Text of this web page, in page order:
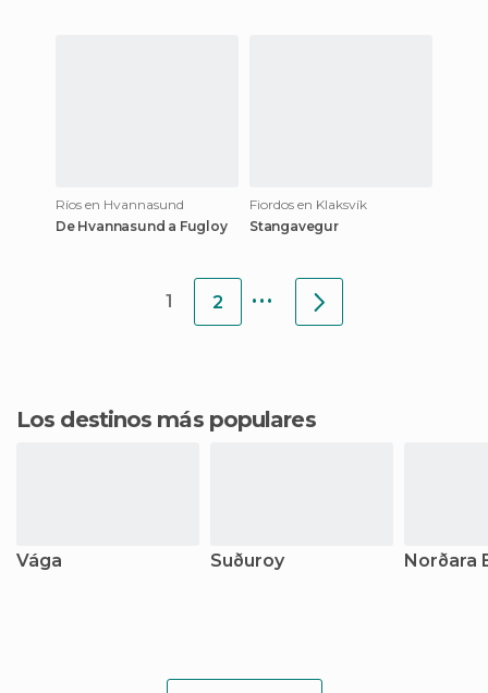
Ríos en Hvannasund
De Hvannasund a Fugloy
Fiordos en Klaksvík
Stangavegur
1 2 ...
Los destinos más populares
Vága Suðuroy Norðara